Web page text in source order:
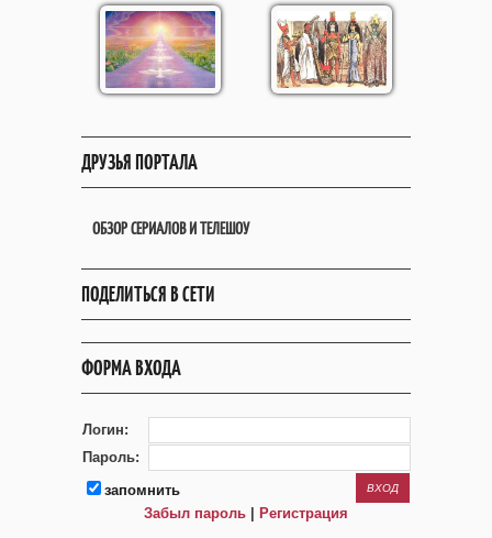
ДРУЗЬЯ ПОРТАЛА
ОБЗОР СЕРИАЛОВ И ТЕЛЕШОУ
ПОДЕЛИТЬСЯ В СЕТИ
ФОРМА ВХОДА
Логин:
Пароль:
запомнить
Забыл пароль | Регистрация